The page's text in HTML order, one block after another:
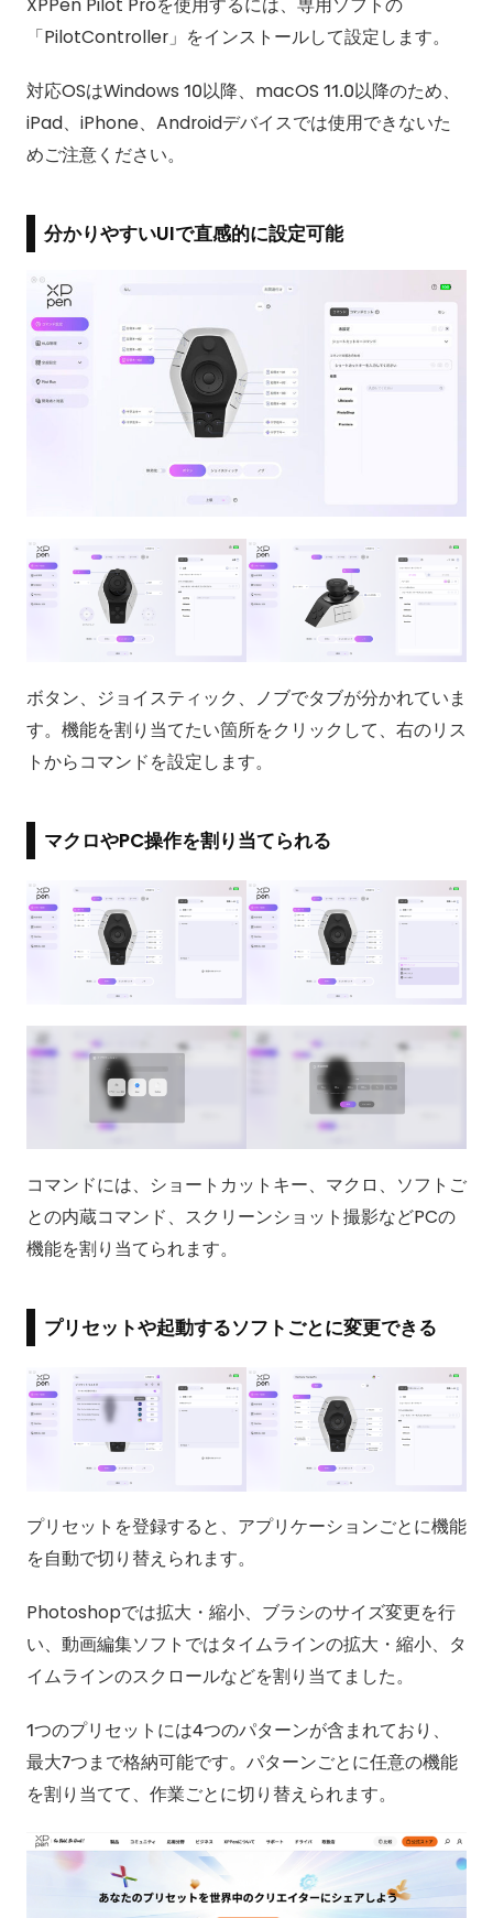
「PilotController」をインストールして設定します。
対応OSはWindows 10以降、macOS 11.0以降のため、
iPad、iPhone、Androidデバイスでは使用できないた
めご注意ください。
分かりやすいUIで直感的に設定可能
ボタン、ジョイスティック、ノブでタブが分かれていま
す。機能を割り当てたい箇所をクリックして、右のリス
トからコマンドを設定します。
マクロやPC操作を割り当てられる
コマンドには、ショートカットキー、マクロ、ソフトご
との内蔵コマンド、スクリーンショット撮影などPCの
機能を割り当てられます。
プリセットや起動するソフトごとに変更できる
プリセットを登録すると、アプリケーションごとに機能
を自動で切り替えられます。
Photoshopでは拡大・縮小、ブラシのサイズ変更を行
い、動画編集ソフトではタイムラインの拡大・縮小、タ
イムラインのスクロールなどを割り当てました。
1つのプリセットには4つのパターンが含まれており、
最大7つまで格納可能です。パターンごとに任意の機能
を割り当てて、作業ごとに切り替えられます。